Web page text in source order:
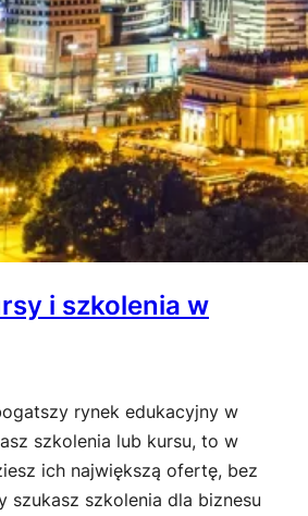
i szkolenia w
rynek edukacyjny w
szkolenia lub kursu, to w
ich największą ofertę, bez
szukasz szkolenia dla biznesu